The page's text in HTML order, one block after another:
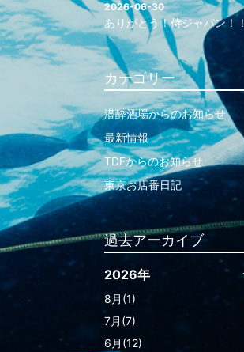
2026-06-30
ありがとう！侍ジャパン！！
カテゴリー
潜酔酒場からのお知らせ
最新情報
TDFからのお知らせ
東京お店番日記
過去アーカイブ
2026年
8月(1)
7月(7)
6月(12)